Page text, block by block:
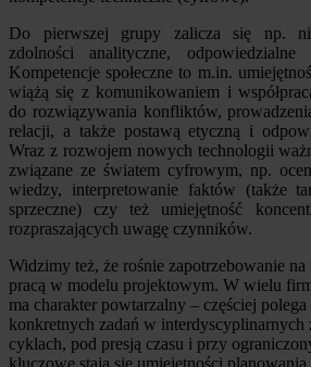
Do pierwszej grupy zalicza się np.
zdolności analityczne, odpowiedzialne
Kompetencje społeczne to m.in.
wiążą się z komunikowaniem i
do rozwiązywania konfliktów,
relacji, a także postawą etyczną i
Wraz z rozwojem nowych technologii
związane ze światem cyfrowym, np.
wiedzy, interpretowanie faktów (także
sprzeczne) czy też umiejętność
rozpraszających uwagę czynników.
Widzimy też, że rośnie zapotrzebowanie
pracą w modelu projektowym. W wielu
ma charakter powtarzalny – częściej
konkretnych zadań w interdyscyplinarnych
cyklach, pod presją czasu i przy
kluczowe stają się umiejętności